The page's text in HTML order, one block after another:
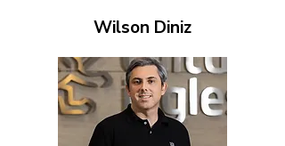
Wilson Diniz